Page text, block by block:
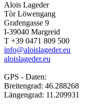
Alois Lageder
Tòr Löwengang
Grafengasse 9
I-39040 Margreid
T +39 0471 809 500
info@aloislageder.eu
aloislageder.eu
GPS - Daten:
Breitengrad: 46.288268
Längengrad: 11.209931